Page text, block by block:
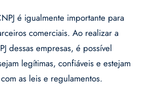
é igualmente importante para
comerciais. Ao realizar a
dessas empresas, é possível
legítimas, confiáveis e estejam
as leis e regulamentos.